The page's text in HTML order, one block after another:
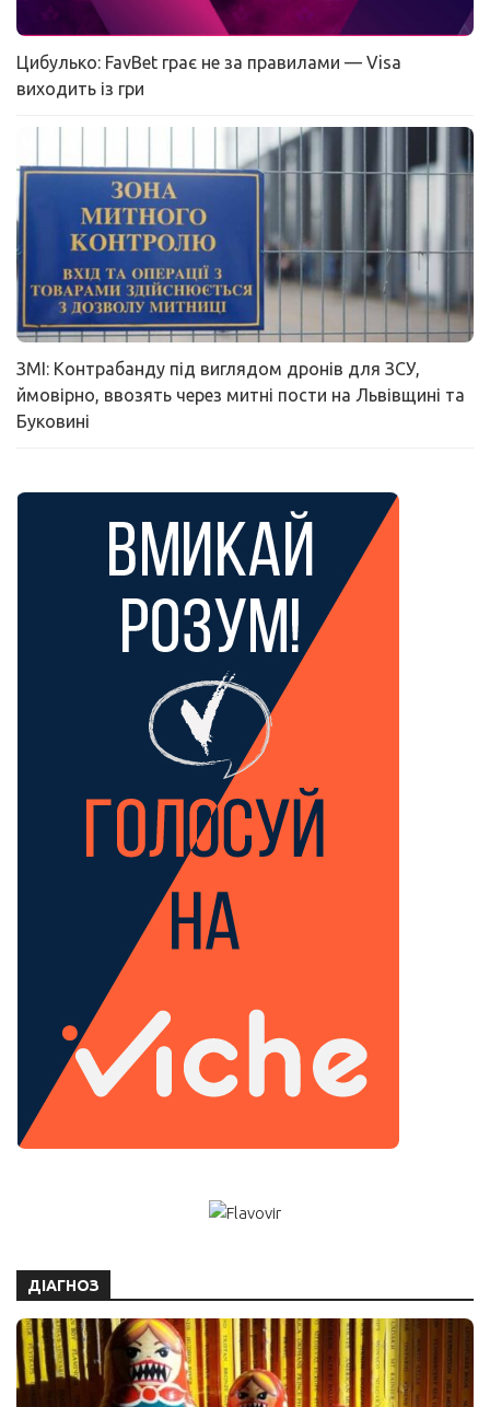
Цибулько: FavBet грає не за правилами — Visa
виходить із гри
ЗМІ: Контрабанду під виглядом дронів для ЗСУ,
ймовірно, ввозять через митні пости на Львівщині та
Буковині
ДІАГНОЗ